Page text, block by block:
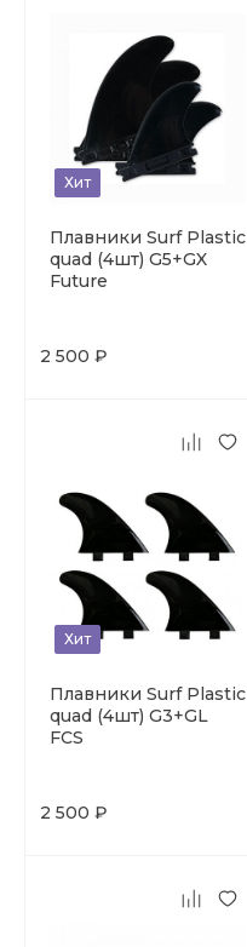
Хит
Плавники Surf Plastic
quad (4шт) G5+GX
Future
2 500 ₽
Хит
Плавники Surf Plastic
quad (4шт) G3+GL
FCS
2 500 ₽